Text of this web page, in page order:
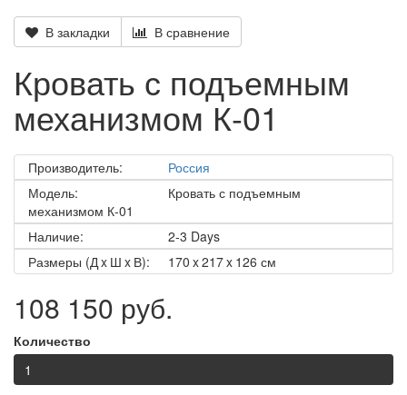
В закладки В сравнение
Кровать с подъемным
механизмом К-01
Производитель:
Россия
Модель:
Кровать с подъемным
механизмом К-01
Наличие:
2-3 Days
Размеры (Д x Ш x В):
170 x 217 x 126 см
108 150 руб.
Количество